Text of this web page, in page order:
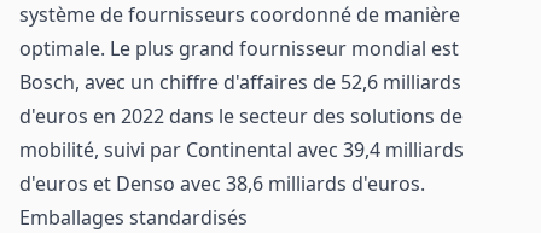
système de fournisseurs coordonné de manière
optimale. Le plus grand fournisseur mondial est
Bosch, avec un chiffre d'affaires de 52,6 milliards
d'euros en 2022 dans le secteur des solutions de
mobilité, suivi par Continental avec 39,4 milliards
d'euros et Denso avec 38,6 milliards d'euros.
Emballages standardisés